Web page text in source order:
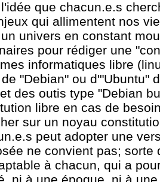
que chacun.e.s
qui allimentent nos
univers en constant
pour rédiger une
informatiques libre
"Debian" ou d'"Ubuntu"
des outis type "Debian
libre en cas de
sur un noyau
peut adopter une
ne convient pas; sorte
à chacun, qui a